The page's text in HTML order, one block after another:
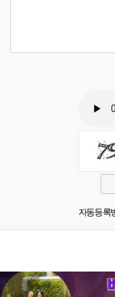
자동등록